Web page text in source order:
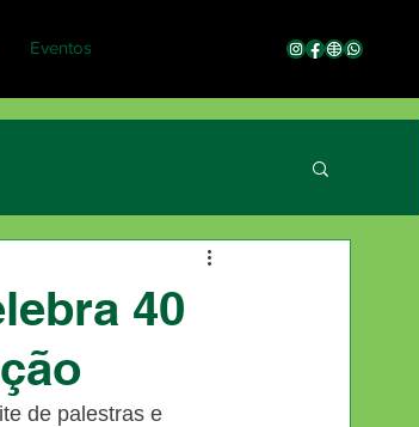
Eventos
40
de palestras e